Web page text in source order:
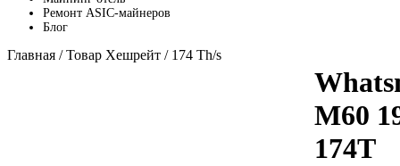
Ремонт ASIC-майнеров
Блог
Главная / Товар Хешрейт / 174 Th/s
M60
174T